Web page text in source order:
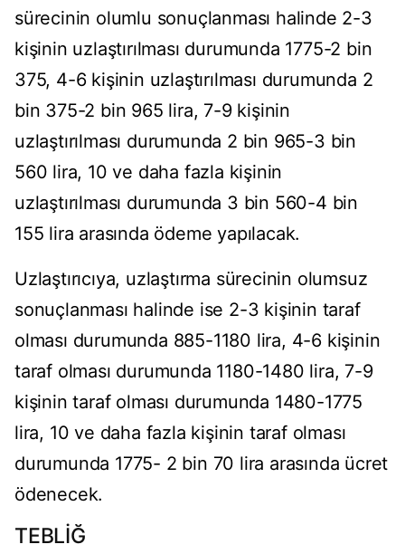
sürecinin olumlu sonuçlanması halinde 2-3
kişinin uzlaştırılması durumunda 1775-2 bin
375, 4-6 kişinin uzlaştırılması durumunda 2
bin 375-2 bin 965 lira, 7-9 kişinin
uzlaştırılması durumunda 2 bin 965-3 bin
560 lira, 10 ve daha fazla kişinin
uzlaştırılması durumunda 3 bin 560-4 bin
155 lira arasında ödeme yapılacak.
Uzlaştırıcıya, uzlaştırma sürecinin olumsuz
sonuçlanması halinde ise 2-3 kişinin taraf
olması durumunda 885-1180 lira, 4-6 kişinin
taraf olması durumunda 1180-1480 lira, 7-9
kişinin taraf olması durumunda 1480-1775
lira, 10 ve daha fazla kişinin taraf olması
durumunda 1775- 2 bin 70 lira arasında ücret
ödenecek.
TEBLİĞ